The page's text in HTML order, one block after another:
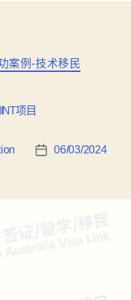
案例-技术移民
项目
06/03/2024